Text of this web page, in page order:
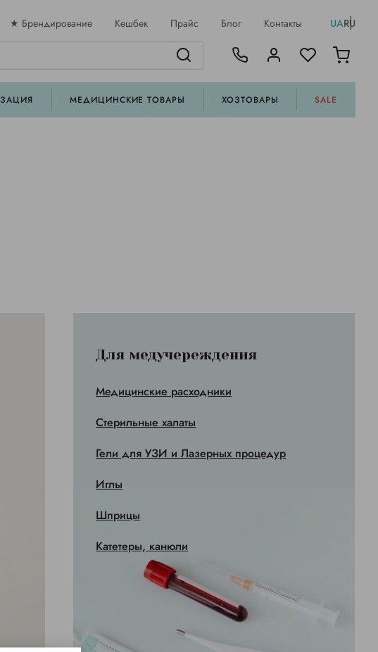
★ Брендирование Кешбек Прайс Блог Контакты UARU
МЕДИЦИНСКИЕ ТОВАРЫ ХОЗТОВАРЫ SALE
Для медучереждения
Медицинские расходники
Стерильные халаты
Гели для УЗИ и Лазерных процедур
Иглы
Шприцы
Катетеры, канюли